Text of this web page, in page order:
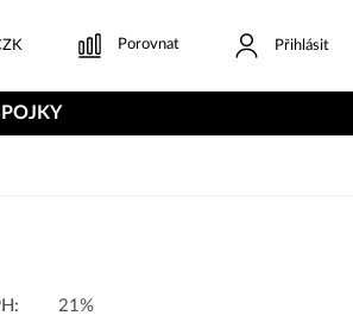
Porovnat Přihlásit
21%